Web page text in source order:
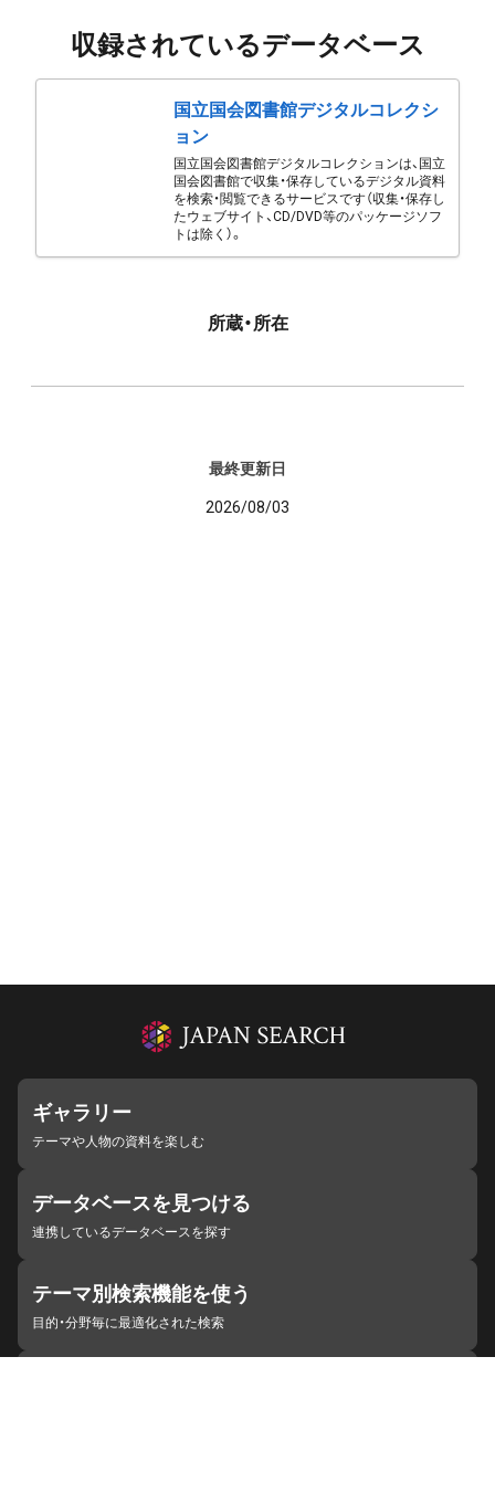
収録されているデータベース
国立国会図書館デジタルコレクシ
ョン
国立国会図書館デジタルコレクションは、国立
国会図書館で収集・保存しているデジタル資料
を検索・閲覧できるサービスです（収集・保存し
たウェブサイト、CD/DVD等のパッケージソフ
トは除く）。
所蔵・所在
最終更新日
2026/08/03
ギャラリー
テーマや人物の資料を楽しむ
データベースを見つける
連携しているデータベースを探す
テーマ別検索機能を使う
目的・分野毎に最適化された検索